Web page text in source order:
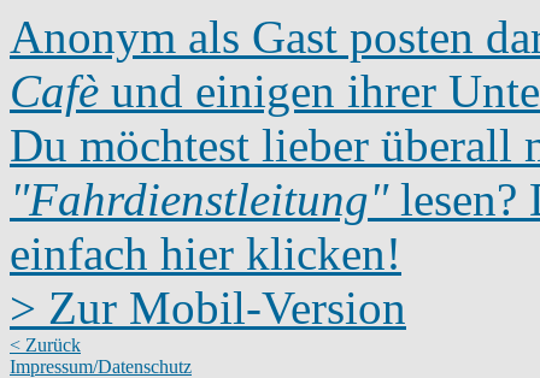
Anonym als Gast posten
Cafè und einigen ihrer
Du möchtest lieber überall
"Fahrdienstleitung"lesen?
einfach hier klicken!
> Zur Mobil-Version
< Zurück
Impressum/Datenschutz